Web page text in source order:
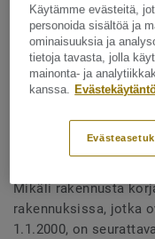
paksuus ja paino.
hyväksytyistä
erilaisilla välipohjilla.
Mikäli rakennusta
rakennuksissa, jotka
1.1.2000, on
Käytämme evästeitä,
personoida sisältöä ja
ominaisuuksia ja
tietoja tavasta, jolla
mainonta- ja
kanssa.